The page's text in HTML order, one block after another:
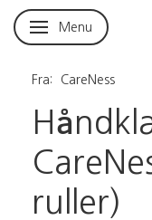
Skifte navigation
Menu
Fra: CareNess
ruller)